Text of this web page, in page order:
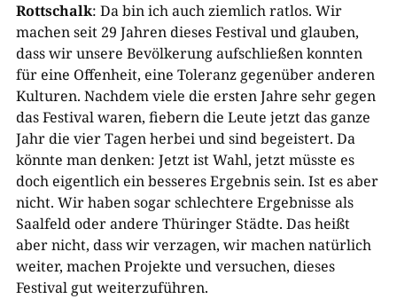
Rottschalk: Da bin ich auch ziemlich ratlos. Wir
machen seit 29 Jahren dieses Festival und glauben,
dass wir unsere Bevölkerung aufschließen konnten
für eine Offenheit, eine Toleranz gegenüber anderen
Kulturen. Nachdem viele die ersten Jahre sehr gegen
das Festival waren, fiebern die Leute jetzt das ganze
Jahr die vier Tagen herbei und sind begeistert. Da
könnte man denken: Jetzt ist Wahl, jetzt müsste es
doch eigentlich ein besseres Ergebnis sein. Ist es aber
nicht. Wir haben sogar schlechtere Ergebnisse als
Saalfeld oder andere Thüringer Städte. Das heißt
aber nicht, dass wir verzagen, wir machen natürlich
weiter, machen Projekte und versuchen, dieses
Festival gut weiterzuführen.